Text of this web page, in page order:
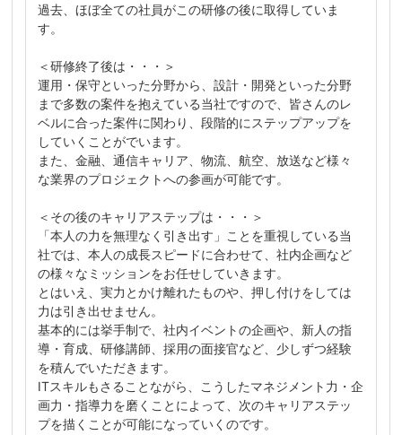
過去、ほぼ全ての社員がこの研修の後に取得していま
す。
＜研修終了後は・・・＞
運用・保守といった分野から、設計・開発といった分野
まで多数の案件を抱えている当社ですので、皆さんのレ
ベルに合った案件に関わり、段階的にステップアップを
していくことがでいます。
また、金融、通信キャリア、物流、航空、放送など様々
な業界のプロジェクトへの参画が可能です。
＜その後のキャリアステップは・・・＞
「本人の力を無理なく引き出す」ことを重視している当
社では、本人の成長スピードに合わせて、社内企画など
の様々なミッションをお任せしていきます。
とはいえ、実力とかけ離れたものや、押し付けをしては
力は引き出せません。
基本的には挙手制で、社内イベントの企画や、新人の指
導・育成、研修講師、採用の面接官など、少しずつ経験
を積んでいただきます。
ITスキルもさることながら、こうしたマネジメント力・企
画力・指導力を磨くことによって、次のキャリアステッ
プを描くことが可能になっていくのです。